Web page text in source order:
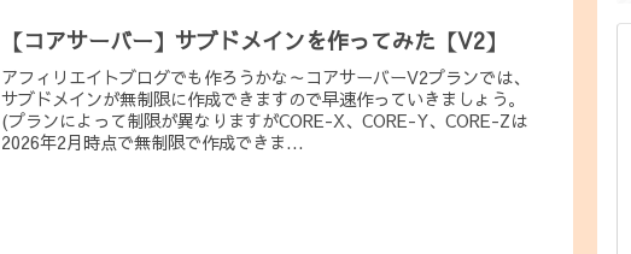
【コアサーバー】サブドメインを作ってみた【V2】
アフィリエイトブログでも作ろうかな～コアサーバーV2プランでは、
サブドメインが無制限に作成できますので早速作っていきましょう。
(プランによって制限が異なりますがCORE-X、CORE-Y、CORE-Zは
2026年2月時点で無制限で作成できま...